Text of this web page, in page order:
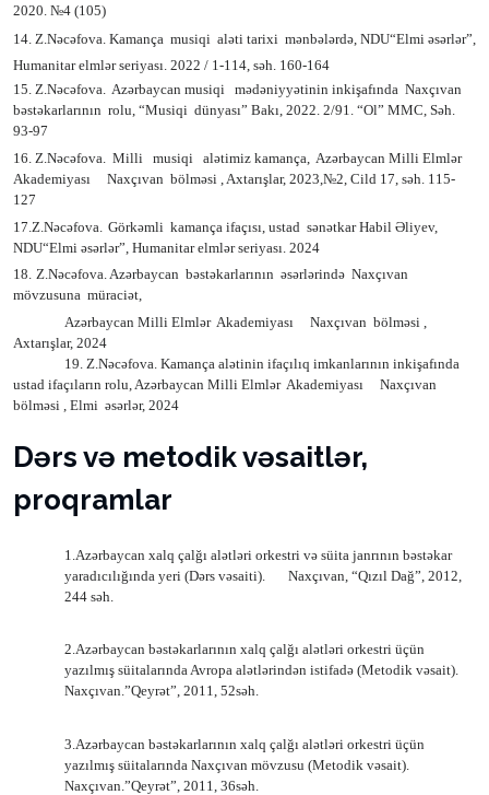
2020. №4 (105)
14. Z.Nəcəfova. Kamança musiqi aləti tarixi mənbələrdə, NDU“Elmi əsərlər”,
Humanitar elmlər seriyası. 2022 / 1-114, səh. 160-164
15. Z.Nəcəfova. Azərbaycan musiqi mədəniyyətinin inkişafında Naxçıvan
bəstəkarlarının rolu, “Musiqi dünyası” Bakı, 2022. 2/91. “Ol” MMC, Səh.
93-97
16. Z.Nəcəfova.
Milli musiqi alətimiz kamança, Azərbaycan Milli Elmlər
Akademiyası
Naxçıvan bölməsi , Axtarışlar, 2023, №2, Cild 17, səh. 115-
127
17.Z.Nəcəfova. Görkəmli kamança ifaçısı, ustad sənətkar Habil Əliyev,
NDU“Elmi əsərlər”, Humanitar elmlər seriyası. 2024
18. Z.Nəcəfova. Azərbaycan bəstəkarlarının əsərlərində Naxçıvan
mövzusuna müraciət,
Azərbaycan MilliElmlər Akademiyası Naxçıvan bölməsi ,
Axtarışlar, 2024
19. Z.Nəcəfova. Kamança alətinin ifaçılıq imkanlarının inkişafında
ustad ifaçıların rolu, Azərbaycan Milli Elmlər Akademiyası
Naxçıvan
bölməsi , Elmi əsərlər, 2024
Dərs və metodik vəsaitlər,
proqramlar
1.Azərbaycan xalq çalğı alətləri orkestri və süita janrının bəstəkar
yaradıcılığında yeri (Dərs vəsaiti).
Naxçıvan, “Qızıl Dağ”, 2012,
244 səh.
2.Azərbaycan bəstəkarlarının xalq çalğı alətləri orkestri üçün
yazılmış süitalarında Avropa alətlərindən istifadə (Metodik vəsait).
Naxçıvan.”Qeyrət”, 2011, 52səh.
3.Azərbaycan bəstəkarlarının xalq çalğı alətləri orkestri üçün
yazılmış süitalarında Naxçıvan mövzusu (Metodik vəsait).
Naxçıvan.”Qeyrət”, 2011, 36səh.